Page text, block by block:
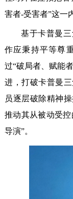
害者-受害者”这一
基于卡普曼
作应秉持平等尊
过“破局者、赋能
进，打破卡普曼
员逐层破除精神
推动其从被动受
导演”。